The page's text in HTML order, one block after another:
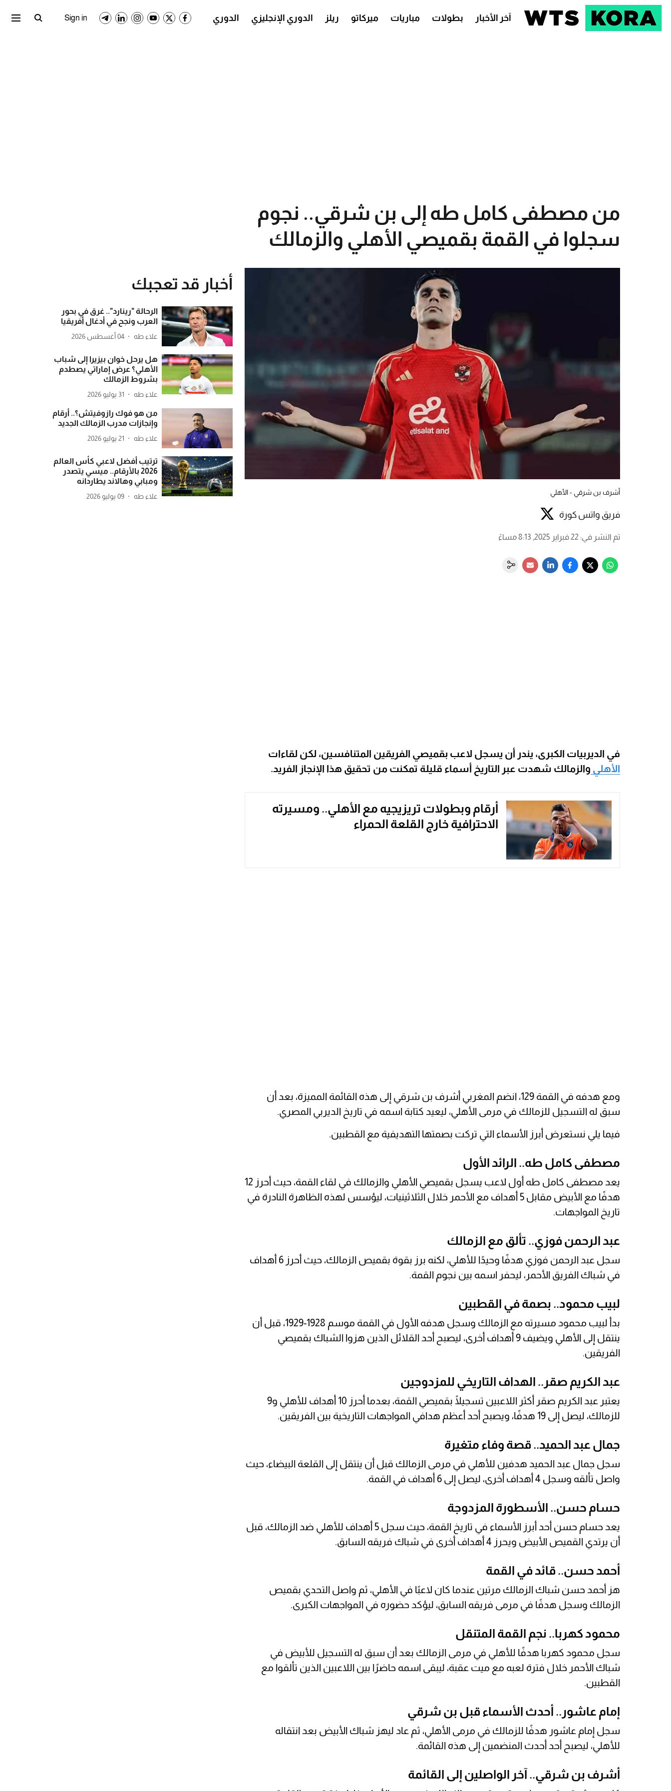
آخر الأخبار بطولات مباريات ميركاتو ريلز الدوري الإنجليزي الدوري المصري الدوري السعودي Sign in
من مصطفى كامل طه إلى بن شرقي.. نجوم
سجلوا في القمة بقميصي الأهلي والزمالك
أشرف بن شرقي - الأهلي
فريق واتس كورة
تم النشر في: 22 فبراير 2025, 8:13 مساءً
في الديربيات الكبرى، يندر أن يسجل لاعب بقميصي الفريقين المتنافسين، لكن لقاءات
الأهلي والزمالك شهدت عبر التاريخ أسماء قليلة تمكنت من تحقيق هذا الإنجاز الفريد.
أرقام وبطولات تريزيجيه مع الأهلي.. ومسيرته
الاحترافية خارج القلعة الحمراء
ومع هدفه في القمة 129، انضم المغربي أشرف بن شرقي إلى هذه القائمة المميزة، بعد أن
سبق له التسجيل للزمالك في مرمى الأهلي، ليعيد كتابة اسمه في تاريخ الديربي المصري.
فيما يلي نستعرض أبرز الأسماء التي تركت بصمتها التهديفية مع القطبين.
مصطفى كامل طه.. الرائد الأول
يعد مصطفى كامل طه أول لاعب يسجل بقميصي الأهلي والزمالك في لقاء القمة، حيث أحرز 12
هدفًا مع الأبيض مقابل 5 أهداف مع الأحمر خلال الثلاثينيات، ليؤسس لهذه الظاهرة النادرة في
تاريخ المواجهات.
عبد الرحمن فوزي.. تألق مع الزمالك
سجل عبد الرحمن فوزي هدفًا وحيدًا للأهلي، لكنه برز بقوة بقميص الزمالك، حيث أحرز 6 أهداف
في شباك الفريق الأحمر، ليحفر اسمه بين نجوم القمة.
لبيب محمود.. بصمة في القطبين
بدأ لبيب محمود مسيرته مع الزمالك وسجل هدفه الأول في القمة موسم 1928-1929، قبل أن
ينتقل إلى الأهلي ويضيف 9 أهداف أخرى، ليصبح أحد القلائل الذين هزوا الشباك بقميصي
الفريقين.
عبد الكريم صقر.. الهداف التاريخي للمزدوجين
يعتبر عبد الكريم صقر أكثر اللاعبين تسجيلًا بقميصي القمة، بعدما أحرز 10 أهداف للأهلي و9
للزمالك، ليصل إلى 19 هدفًا، ويصبح أحد أعظم هدافي المواجهات التاريخية بين الفريقين.
جمال عبد الحميد.. قصة وفاء متغيرة
سجل جمال عبد الحميد هدفين للأهلي في مرمى الزمالك قبل أن ينتقل إلى القلعة البيضاء، حيث
واصل تألقه وسجل 4 أهداف أخرى، ليصل إلى 6 أهداف في القمة.
حسام حسن.. الأسطورة المزدوجة
يعد حسام حسن أحد أبرز الأسماء في تاريخ القمة، حيث سجل 5 أهداف للأهلي ضد الزمالك، قبل
أن يرتدي القميص الأبيض ويحرز 4 أهداف أخرى في شباك فريقه السابق.
أحمد حسن.. قائد في القمة
هز أحمد حسن شباك الزمالك مرتين عندما كان لاعبًا في الأهلي، ثم واصل التحدي بقميص
الزمالك وسجل هدفًا في مرمى فريقه السابق، ليؤكد حضوره في المواجهات الكبرى.
محمود كهربا.. نجم القمة المتنقل
سجل محمود كهربا هدفًا للأهلي في مرمى الزمالك بعد أن سبق له التسجيل للأبيض في
شباك الأحمر خلال فترة لعبه مع ميت عقبة، ليبقى اسمه حاضرًا بين اللاعبين الذين تألقوا مع
القطبين.
إمام عاشور.. أحدث الأسماء قبل بن شرقي
سجل إمام عاشور هدفًا للزمالك في مرمى الأهلي، ثم عاد ليهز شباك الأبيض بعد انتقاله
للأهلي، ليصبح أحد أحدث المنضمين إلى هذه القائمة.
أشرف بن شرقي.. آخر الواصلين إلى القائمة
أخبار قد تعجبك
الرحالة "رينارد".. غرق في بحور
العرب ونجح في أدغال أفريقيا
علاء طه 04 أغسطس 2026
هل يرحل خوان بيزيرا إلى شباب
الأهلي؟ عرض إماراتي يصطدم
بشروط الزمالك
علاء طه 31 يوليو 2026
من هو فوك رازوفيتش؟.. أرقام
وإنجازات مدرب الزمالك الجديد
علاء طه 21 يوليو 2026
ترتيب أفضل لاعبي كأس العالم
2026 بالأرقام.. ميسي يتصدر
ومبابي وهالاند يطاردانه
علاء طه 09 يوليو 2026